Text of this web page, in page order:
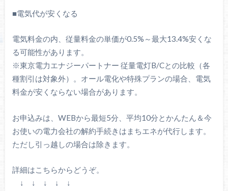
■電気代が安くなる
電気料金の内、従量料金の単価が0.5%～最大13.4%安くな
る可能性があります。
※東京電力エナジーパートナー 従量電灯B/Cとの比較（各
種割引は対象外）。オール電化や特殊プランの場合、電気
料金が安くならない場合があります。
お申込みは、WEBから最短5分、平均10分とかんたん＆今
お使いの電力会社の解約手続きはまちエネが代行します。
ただし引っ越しの場合は除きます。
詳細はこちらからどうぞ。
↓ ↓ ↓ ↓ ↓